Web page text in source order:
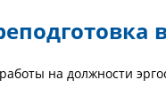
на должности